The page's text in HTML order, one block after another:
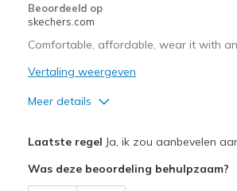
Beoordeeld op
skechers.com
Comfortable, affordable, wear it with
Vertaling weergeven
Meer details
Breathe Well
Laatste regel Ja, ik zou aanbevelen
Was deze beoordeling behulpzaam?